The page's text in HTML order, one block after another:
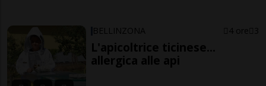
BELLINZONA 4 ore 3
L'apicoltrice ticinese...
allergica alle api